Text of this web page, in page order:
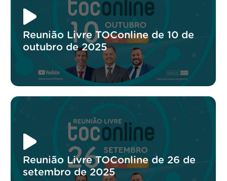
Reunião Livre TOConline de 10 de
outubro de 2025
Reunião Livre TOConline de 26 de
setembro de 2025